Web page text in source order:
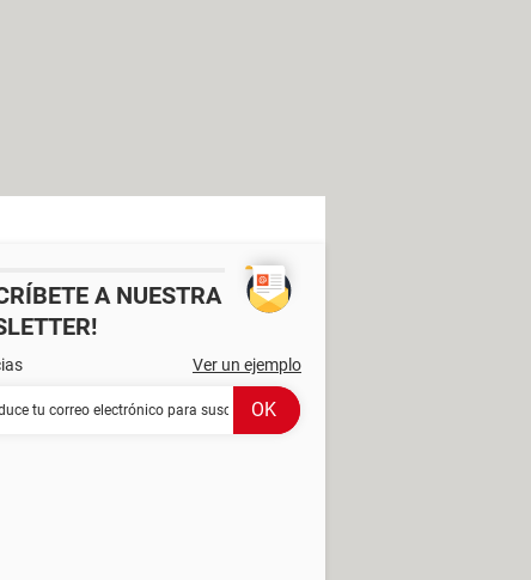
A NUESTRA
Ver un ejemplo